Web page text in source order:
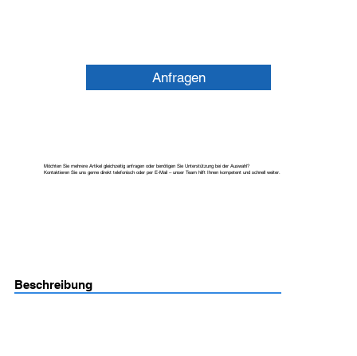
Anfragen
Möchten Sie mehrere Artikel gleichzeitig anfragen oder benötigen Sie Unterstützung bei der Auswahl?
Kontaktieren Sie uns gerne direkt telefonisch oder per E-Mail – unser Team hilft Ihnen kompetent und schnell weiter.
Beschreibung